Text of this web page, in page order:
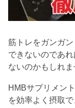
筋トレをガンガ
できないのであ
ないのかもしれま
HMBサプリメン
を効率よく摂取